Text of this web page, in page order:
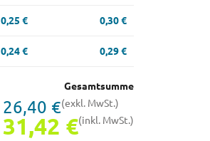
0,25 € 0,30 €
0,24 € 0,29 €
Gesamtsumme
26,40 €(exkl. MwSt.)
31,42 €(inkl. MwSt.)